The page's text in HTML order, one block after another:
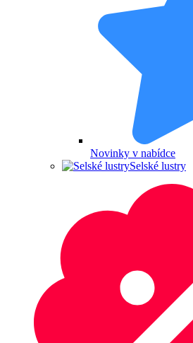
Novinky v nabídce
Selské lustry